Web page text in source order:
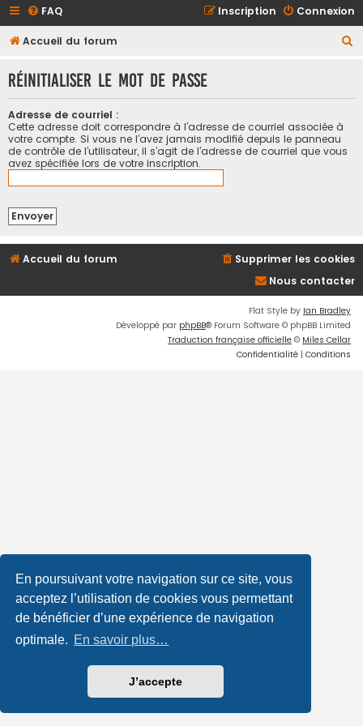
En poursuivant votre navigation sur ce site, vous
acceptez l’utilisation de cookies vous permettant
de bénéficier d’une expérience de navigation
optimale. En savoir plus…
J’accepte
FAQ Connexion
Inscription
Accueil du forum
h
Réinitialiser le mot de passe
Adresse de courriel :
Cette adresse doit correspondre à l’adresse de courriel associée à
votre compte. Si vous ne l’avez jamais modifié depuis le panneau
de contrôle de l’utilisateur, il s’agit de l’adresse de courriel que vous
avez spécifiée lors de votre inscription.
Accueil du forum
Supprimer les cookies
Nous contacter
Flat Style by Ian Bradley
Développé par phpBB® Forum Software © phpBB Limited
Traduction française officielle © Miles Cellar
Confidentialité | Conditions